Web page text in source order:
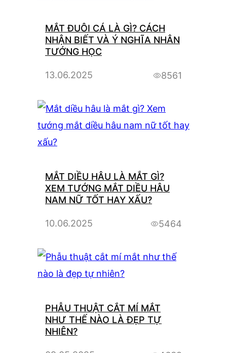
MẮT ĐUÔI CÁ LÀ GÌ? CÁCH
NHẬN BIẾT VÀ Ý NGHĨA NHÂN
TƯỚNG HỌC
13.06.2025 8561
MẮT DIỀU HÂU LÀ MẮT GÌ?
XEM TƯỚNG MẮT DIỀU HÂU
NAM NỮ TỐT HAY XẤU?
10.06.2025 5464
PHẪU THUẬT CẮT MÍ MẮT
NHƯ THẾ NÀO LÀ ĐẸP TỰ
NHIÊN?